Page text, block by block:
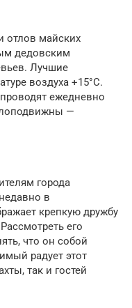
отлов майских
дедовским
Лучшие
воздуха +15°С.
ежедневно
—
города
в
крепкую дружбу
его
что он собой
радует этот
так и гостей